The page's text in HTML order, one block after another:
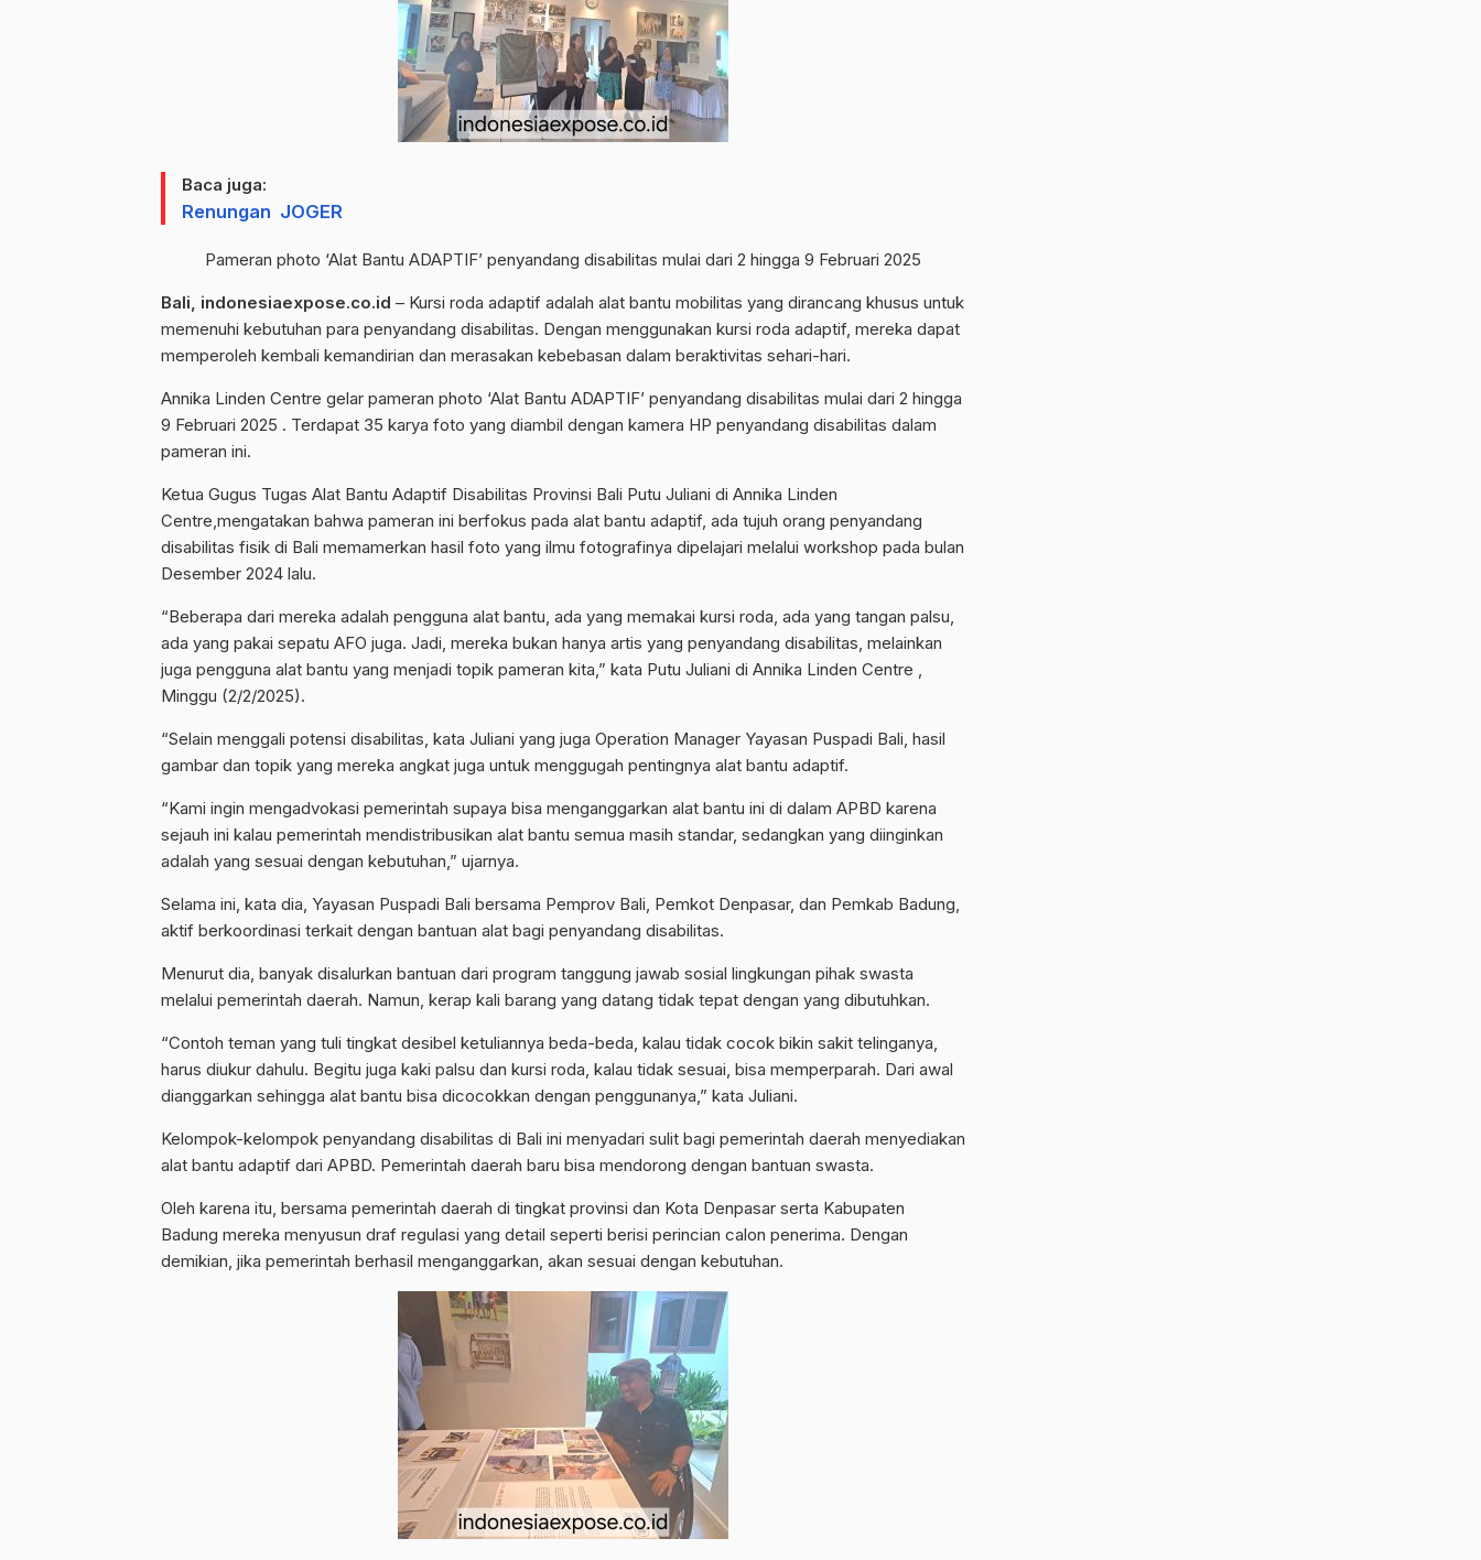
Baca juga:
Renungan JOGER
Pameran photo ‘Alat Bantu ADAPTIF’ penyandang disabilitas mulai dari 2 hingga 9 Februari 2025
Bali, indonesiaexpose.co.id – Kursi roda adaptif adalah alat bantu mobilitas yang dirancang khusus untuk
memenuhi kebutuhan para penyandang disabilitas. Dengan menggunakan kursi roda adaptif, mereka dapat
memperoleh kembali kemandirian dan merasakan kebebasan dalam beraktivitas sehari-hari.
Annika Linden Centre gelar pameran photo ‘Alat Bantu ADAPTIF’ penyandang disabilitas mulai dari 2 hingga
9 Februari 2025 . Terdapat 35 karya foto yang diambil dengan kamera HP penyandang disabilitas dalam
pameran ini.
Ketua Gugus Tugas Alat Bantu Adaptif Disabilitas Provinsi Bali Putu Juliani di Annika Linden
Centre,mengatakan bahwa pameran ini berfokus pada alat bantu adaptif, ada tujuh orang penyandang
disabilitas fisik di Bali memamerkan hasil foto yang ilmu fotografinya dipelajari melalui workshop pada bulan
Desember 2024 lalu.
“Beberapa dari mereka adalah pengguna alat bantu, ada yang memakai kursi roda, ada yang tangan palsu,
ada yang pakai sepatu AFO juga. Jadi, mereka bukan hanya artis yang penyandang disabilitas, melainkan
juga pengguna alat bantu yang menjadi topik pameran kita,” kata Putu Juliani di Annika Linden Centre ,
Minggu (2/2/2025).
“Selain menggali potensi disabilitas, kata Juliani yang juga Operation Manager Yayasan Puspadi Bali, hasil
gambar dan topik yang mereka angkat juga untuk menggugah pentingnya alat bantu adaptif.
“Kami ingin mengadvokasi pemerintah supaya bisa menganggarkan alat bantu ini di dalam APBD karena
sejauh ini kalau pemerintah mendistribusikan alat bantu semua masih standar, sedangkan yang diinginkan
adalah yang sesuai dengan kebutuhan,” ujarnya.
Selama ini, kata dia, Yayasan Puspadi Bali bersama Pemprov Bali, Pemkot Denpasar, dan Pemkab Badung,
aktif berkoordinasi terkait dengan bantuan alat bagi penyandang disabilitas.
Menurut dia, banyak disalurkan bantuan dari program tanggung jawab sosial lingkungan pihak swasta
melalui pemerintah daerah. Namun, kerap kali barang yang datang tidak tepat dengan yang dibutuhkan.
“Contoh teman yang tuli tingkat desibel ketuliannya beda-beda, kalau tidak cocok bikin sakit telinganya,
harus diukur dahulu. Begitu juga kaki palsu dan kursi roda, kalau tidak sesuai, bisa memperparah. Dari awal
dianggarkan sehingga alat bantu bisa dicocokkan dengan penggunanya,” kata Juliani.
Kelompok-kelompok penyandang disabilitas di Bali ini menyadari sulit bagi pemerintah daerah menyediakan
alat bantu adaptif dari APBD. Pemerintah daerah baru bisa mendorong dengan bantuan swasta.
Oleh karena itu, bersama pemerintah daerah di tingkat provinsi dan Kota Denpasar serta Kabupaten
Badung mereka menyusun draf regulasi yang detail seperti berisi perincian calon penerima. Dengan
demikian, jika pemerintah berhasil menganggarkan, akan sesuai dengan kebutuhan.